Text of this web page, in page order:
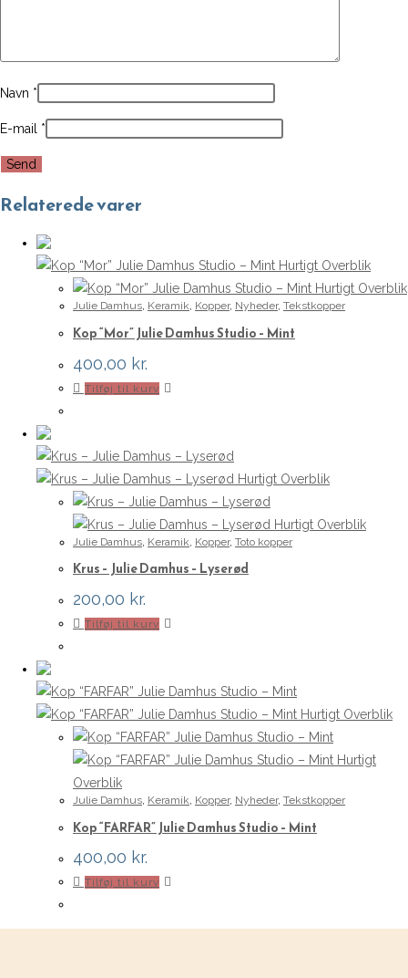
Navn *
E-mail *
Relaterede varer
Hurtigt Overblik
Hurtigt Overblik
Julie Damhus, Keramik, Kopper, Nyheder, Tekstkopper
Kop “Mor” Julie Damhus Studio – Mint
400,00 kr.
Tilføj til kurv
Hurtigt Overblik
Hurtigt Overblik
Julie Damhus Keramik Kopper, Toto kopper
Krus – Julie Damhus – Lyserød
200,00 kr.
Tilføj til kurv
Hurtigt Overblik
Hurtigt
Overblik
Julie Damhus, Keramik, Kopper, Nyheder, Tekstkopper
Kop “FARFAR” Julie Damhus Studio – Mint
400,00 kr.
Tilføj til kurv